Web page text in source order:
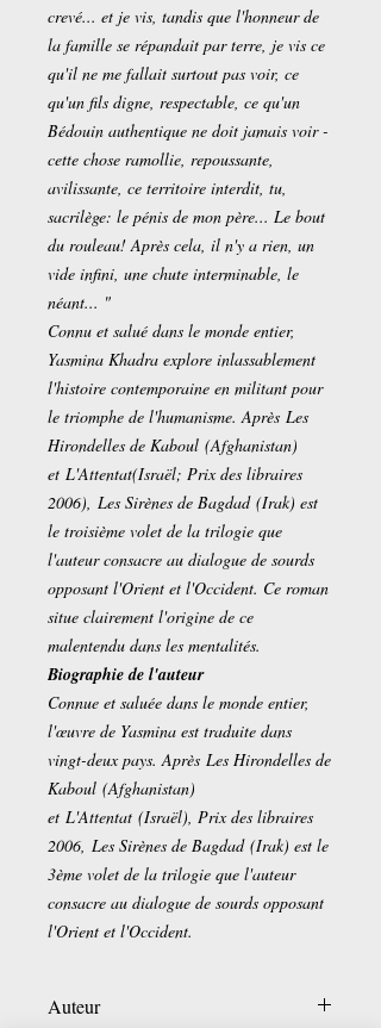
crevé... et je vis, tandis que l'honneur de
la famille se répandait par terre, je vis ce
qu'il ne me fallait surtout pas voir, ce
qu'un fils digne, respectable, ce qu'un
Bédouin authentique ne doit jamais voir -
cette chose ramollie, repoussante,
avilissante, ce territoire interdit, tu,
sacrilège: le pénis de mon père... Le bout
du rouleau! Après cela, il n'y a rien, un
vide infini, une chute interminable, le
néant... "
Connu et salué dans le monde entier,
Yasmina Khadra explore inlassablement
l'histoire contemporaine en militant pour
le triomphe de l'humanisme. Après Les
Hirondelles de Kaboul (Afghanistan)
et L'Attentat(Israël; Prix des libraires
2006), Les Sirènes de Bagdad (Irak) est
le troisième volet de la trilogie que
l'auteur consacre au dialogue de sourds
opposant l'Orient et l'Occident. Ce roman
situe clairement l'origine de ce
malentendu dans les mentalités.
Biographie de l'auteur
Connue et saluée dans le monde entier,
l'œuvre de Yasmina est traduite dans
vingt-deux pays. Après Les Hirondelles de
Kaboul (Afghanistan)
et L'Attentat (Israël), Prix des libraires
2006, Les Sirènes de Bagdad (Irak) est le
3ème volet de la trilogie que l'auteur
consacre au dialogue de sourds opposant
l'Orient et l'Occident.
Auteur